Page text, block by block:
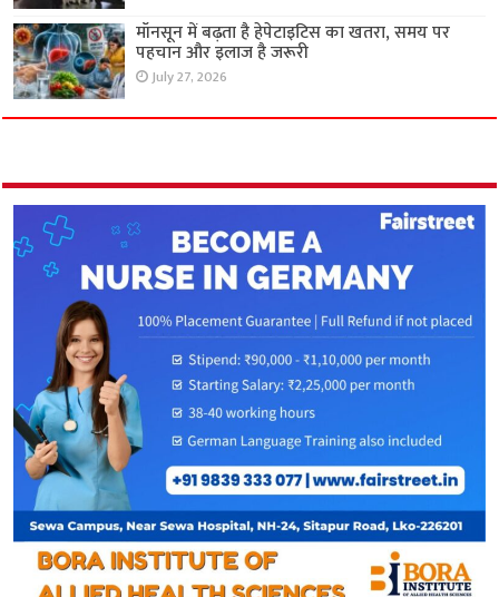
मॉनसून में बढ़ता है हेपेटाइटिस का खतरा, समय पर
पहचान और इलाज है जरूरी
July 27, 2026